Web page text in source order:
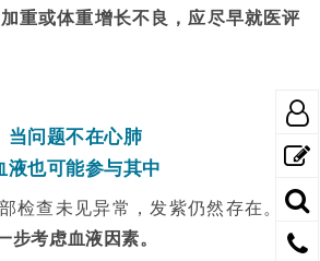
重或体重增长不良，应尽早就医评
当问题不在心肺
液也可能参与其中
检查未见异常，发紫仍然存在。
这
步考虑血液因素。